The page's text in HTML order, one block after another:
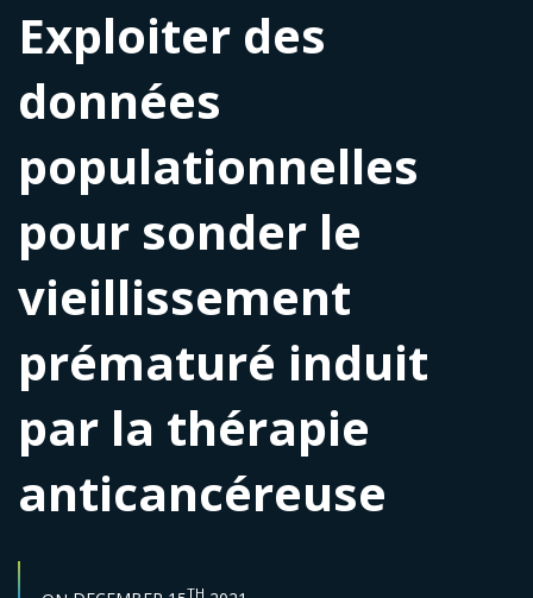
Exploiter des
données
populationnelles
pour sonder le
vieillissement
prématuré induit
par la thérapie
anticancéreuse
TH